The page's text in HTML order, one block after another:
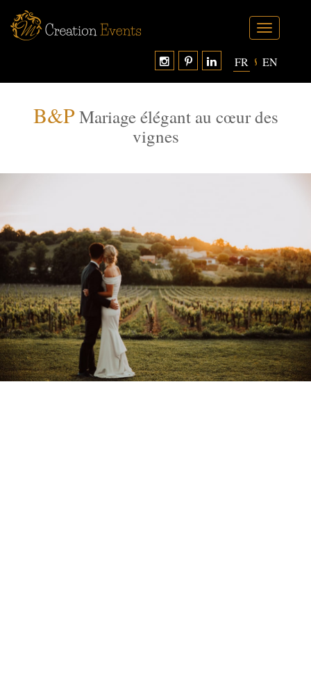
Toggle
navigation
FR
EN
B&PMariage élégant au cœur des
vignes